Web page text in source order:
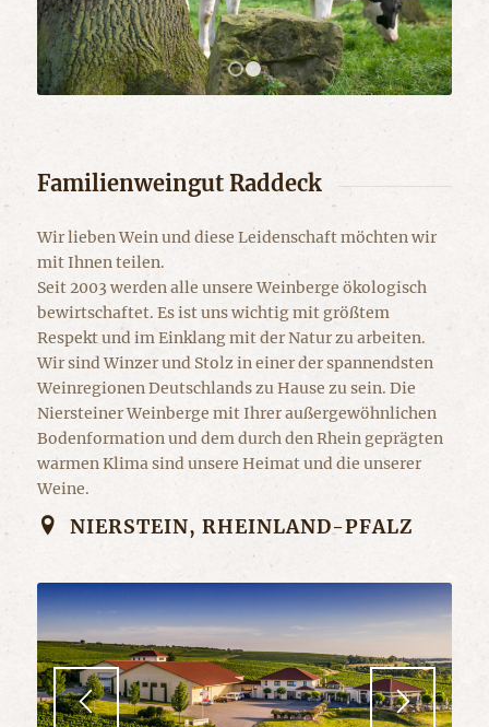
1 2
Familienweingut Raddeck
Wir lieben Wein und diese Leidenschaft möchten wir
mit Ihnen teilen.
Seit 2003 werden alle unsere Weinberge ökologisch
bewirtschaftet. Es ist uns wichtig mit größtem
Respekt und im Einklang mit der Natur zu arbeiten.
Wir sind Winzer und Stolz in einer der spannendsten
Weinregionen Deutschlands zu Hause zu sein. Die
Niersteiner Weinberge mit Ihrer außergewöhnlichen
Bodenformation und dem durch den Rhein geprägten
warmen Klima sind unsere Heimat und die unserer
Weine.
NIERSTEIN, RHEINLAND-PFALZ